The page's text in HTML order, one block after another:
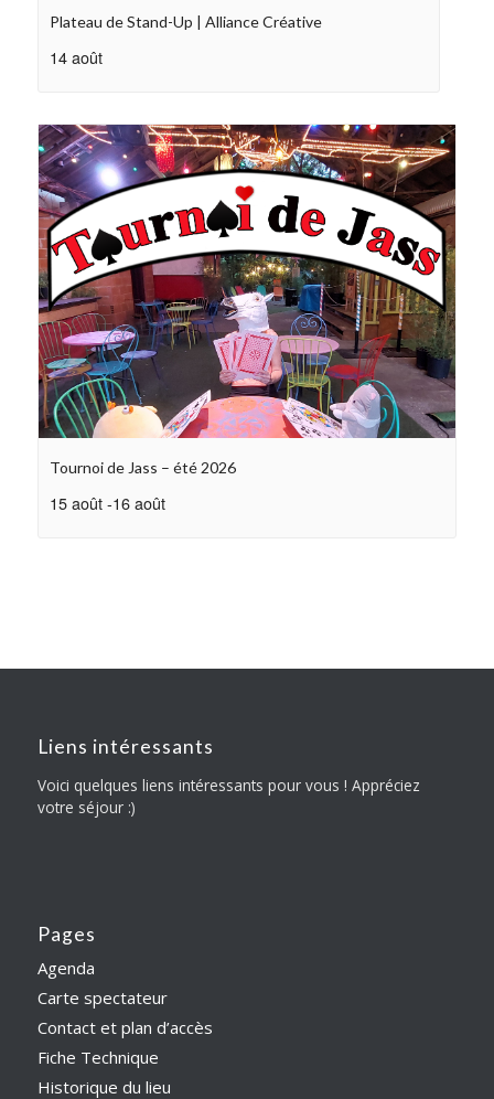
Plateau de Stand-Up | Alliance Créative
14 août
Tournoi de Jass – été 2026
15 août -16 août
Liens intéressants
Voici quelques liens intéressants pour vous ! Appréciez
votre séjour :)
Pages
Agenda
Carte spectateur
Contact et plan d’accès
Fiche Technique
Historique du lieu